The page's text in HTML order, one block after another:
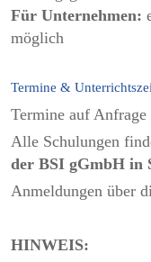
Für Unternehmen:
möglich
Termine &
Termine auf Anfrage
Alle Schulungen
der BSI gGmbH in
Anmeldungen über
HINWEIS: